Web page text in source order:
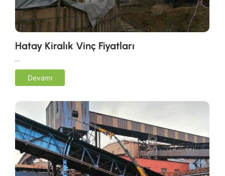
Hatay Kiralık Vinç Fiyatları
…
Devamı